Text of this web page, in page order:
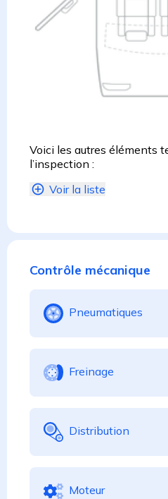
Voici les autres éléments
l’inspection :
Voir la liste
Contrôle mécanique
Pneumatiques
Freinage
Distribution
Moteur